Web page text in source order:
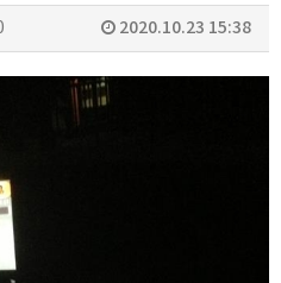
2020.10.23 15:38